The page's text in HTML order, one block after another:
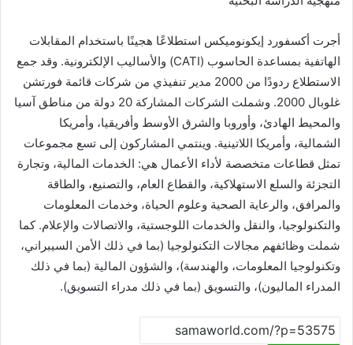
أجرت أكسفورد إيكونوميكس استطلاعًا هجينًا باستخدام المقابلات
الهاتفية بمساعدة الحاسوب (CATI) والأساليب الإلكترونية. وقد جمع
الاستطلاع ردودًا من 2000 مدير تنفيذي من شركات قائمة فورتشن
غلوبال 2000. وشملت الشركات المشاركة 20 دولة من مناطق آسيا
والمحيط الهادئ، وأوروبا والشرق الأوسط وأفريقيا، وأمريكا
الشمالية، وأمريكا اللاتينية. وينتمي المشاركون إلى تسع مجموعات
تمثل قطاعات متخصصة لأداء الأعمال هي: الخدمات المالية، وتجارة
التجزئة والسلع الاستهلاكية، والقطاع العام، والتصنيع، والطاقة
والمرافق، والرعاية الصحية وعلوم الحياة، وخدمات المعلومات
والتكنولوجيا، والنقل والخدمات اللوجستية، والاتصالات والإعلام. كما
شملت وظائفهم مجالات التكنولوجيا (بما في ذلك الأمن السيبراني،
وتكنولوجيا المعلومات، والهندسة)، والشؤون المالية (بما في ذلك
المدراء الماليون)، والتسويق (بما في ذلك مدراء التسويق).